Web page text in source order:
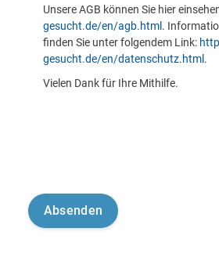
Unsere AGB können Sie hier
gesucht.de/en/agb.html .
finden Sie unter folgendem Link:
gesucht.de/en/datenschutz.html .
Vielen Dank für Ihre Mithilfe.